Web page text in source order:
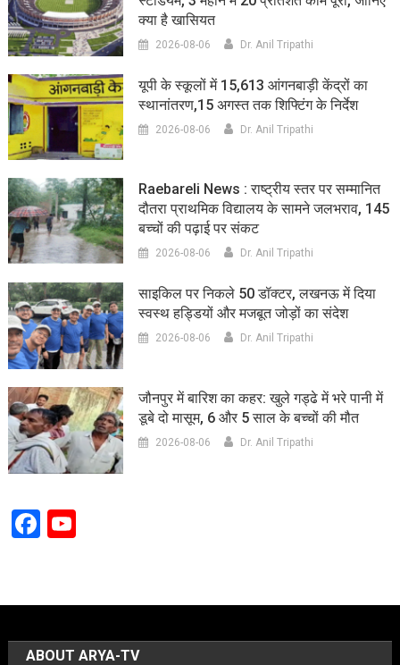
क्या है खासियत
2026-08-06 Dr. Anil Tripathi
यूपी के स्कूलों में 15,613 आंगनबाड़ी केंद्रों का
स्थानांतरण,15 अगस्त तक शिफ्टिंग के निर्देश
2026-08-06 Dr. Anil Tripathi
Raebareli News : राष्ट्रीय स्तर पर सम्मानित
दौतरा प्राथमिक विद्यालय के सामने जलभराव, 145
बच्चों की पढ़ाई पर संकट
2026-08-06 Dr. Anil Tripathi
साइकिल पर निकले 50 डॉक्टर, लखनऊ में दिया
स्वस्थ हड्डियों और मजबूत जोड़ों का संदेश
2026-08-06 Dr. Anil Tripathi
जौनपुर में बारिश का कहर: खुले गड्ढे में भरे पानी में
डूबे दो मासूम, 6 और 5 साल के बच्चों की मौत
2026-08-06 Dr. Anil Tripathi
Facebook
YouTube
ABOUT ARYA-TV